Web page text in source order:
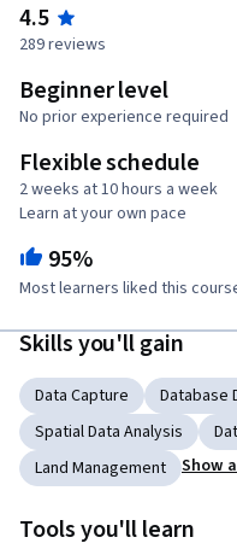
4.5
289 reviews
Beginner level
No prior experience required
Flexible schedule
2 weeks at 10 hours a week
Learn at your own pace
95%
Most learners liked this
Skills you'll gain
Data Capture Database
Spatial Data Analysis
Land Management
Show
Tools you'll learn